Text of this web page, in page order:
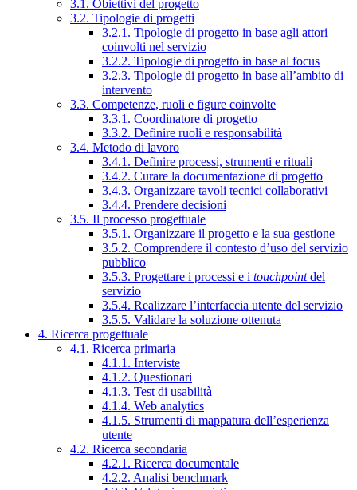
3.1. Obiettivi del progetto
3.2. Tipologie di progetti
3.2.1. Tipologie di progetto in base agli attori
coinvolti nel servizio
3.2.2. Tipologie di progetto in base al focus
3.2.3. Tipologie di progetto in base all’ambito di
intervento
3.3. Competenze, ruoli e figure coinvolte
3.3.1. Coordinatore di progetto
3.3.2. Definire ruoli e responsabilità
3.4. Metodo di lavoro
3.4.1. Definire processi, strumenti e rituali
3.4.2. Curare la documentazione di progetto
3.4.3. Organizzare tavoli tecnici collaborativi
3.4.4. Prendere decisioni
3.5. Il processo progettuale
3.5.1. Organizzare il progetto e la sua gestione
3.5.2. Comprendere il contesto d’uso del servizio
pubblico
3.5.3. Progettare i processi e i touchpointdel
servizio
3.5.4. Realizzare l’interfaccia utente del servizio
3.5.5. Validare la soluzione ottenuta
4. Ricerca progettuale
4.1. Ricerca primaria
4.1.1. Interviste
4.1.2. Questionari
4.1.3. Test di usabilità
4.1.4. Web analytics
4.1.5. Strumenti di mappatura dell’esperienza
utente
4.2. Ricerca secondaria
4.2.1. Ricerca documentale
4.2.2. Analisi benchmark